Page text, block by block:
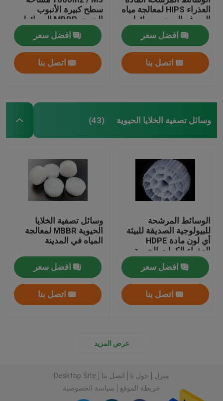
العذراء HIPS لمعالجة مياه
الصرف الصحي وسائط
الكتلة الحيوية الملونة
البيضاء
افضل سعر
اتصل بنا
سطح كبيرة الأنبوب
الحيوي MBBR الوسائط
المرشحة العائمة
افضل سعر
اتصل بنا
وسائل تصفية الخلايا الحيوية (43)
الوسائط المرشحة
للبيولوجية الصديقة للبيئة
أي لون مادة HDPE
العذراء الكرات الحيوية
افضل سعر
اتصل بنا
وسائل تصفية الخلايا
الحيوية MBBR لمعالجة
المياه في المدينة
افضل سعر
اتصل بنا
عرض المزيد
منزل حول نا اتصل بنا
Desktop Site
خريطة الموقع
سياسة الخصوصية